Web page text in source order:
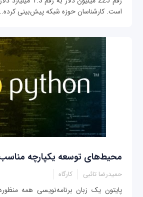
است. کارشناسان حوزه شبکه پیش‌بینی
محیط‌های توسعه یکپارچه مناسب
حمیدرضا تائبی کارگاه
پایتون یک زبان برنامه‌نویسی همه